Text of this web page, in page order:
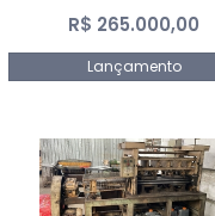
R$ 265.000,00
Lançamento